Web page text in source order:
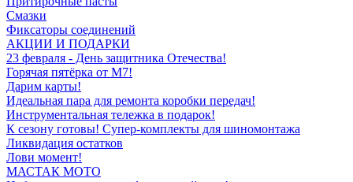
Смазки
Фиксаторы соединений
АКЦИИ И ПОДАРКИ
23 февраля - День защитника Отечества!
Горячая пятёрка от M7!
Дарим карты!
Идеальная пара для ремонта коробки передач!
Инструментальная тележка в подарок!
К сезону готовы! Супер-комплекты для шиномонтажа
Ликвидация остатков
Лови момент!
МАСТАК МОТО